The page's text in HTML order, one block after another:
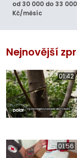
od 30 000 do 33 000
Kč/měsíc
Nejnovější
01:42
01:56